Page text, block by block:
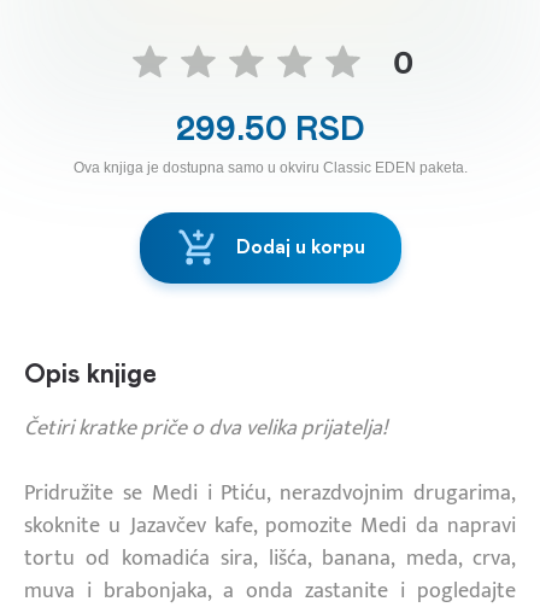
0
299.50 RSD
Ova knjiga je dostupna samo u okviru Classic EDEN paketa.
Dodaj u korpu
Opis knjige
Četiri kratke priče o dva velika prijatelja!
Pridružite se Medi i Ptiću, nerazdvojnim drugarima,
skoknite u Jazavčev kafe, pomozite Medi da napravi
tortu od komadića sira, lišća, banana, meda, crva,
muva i brabonjaka, a onda zastanite i pogledajte